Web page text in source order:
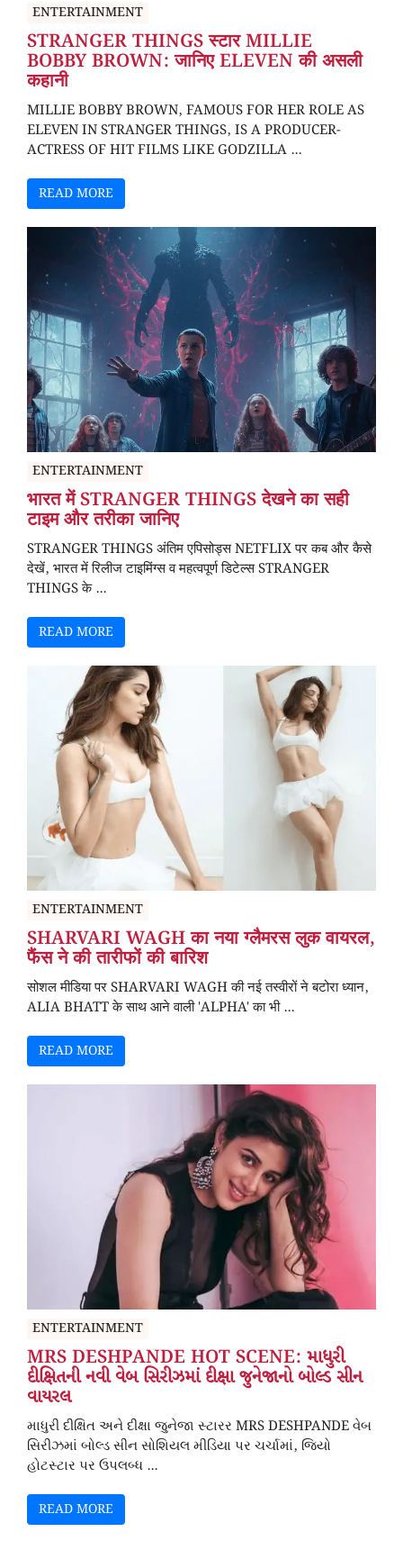
ENTERTAINMENT
STRANGER THINGS स्टार MILLIE
BOBBY BROWN: जानिए ELEVEN की असली
कहानी
MILLIE BOBBY BROWN, FAMOUS FOR HER ROLE AS
ELEVEN IN STRANGER THINGS, IS A PRODUCER-
ACTRESS OF HIT FILMS LIKE GODZILLA ...
READ MORE
ENTERTAINMENT
भारत में STRANGER THINGS देखने का सही
टाइम और तरीका जानिए
STRANGER THINGS अंतिम एपिसोड्स NETFLIX पर कब और कैसे
देखें, भारत में रिलीज टाइमिंग्स व महत्वपूर्ण डिटेल्स STRANGER
THINGS के ...
READ MORE
ENTERTAINMENT
SHARVARI WAGH का नया ग्लैमरस लुक वायरल,
फैंस ने की तारीफों की बारिश
सोशल मीडिया पर SHARVARI WAGH की नई तस्वीरों ने बटोरा ध्यान,
ALIA BHATT के साथ आने वाली 'ALPHA' का भी ...
READ MORE
ENTERTAINMENT
MRS DESHPANDE HOT SCENE: માધુરી
દીક્ષિતની નવી વેબ સિરીઝમાં દીક્ષા જુનેજાનો બોલ્ડ સીન
વાયરલ
માધુરી દીક્ષિત અને દીક્ષા જુનેજા સ્ટારર MRS DESHPANDE વેબ
સિરીઝમાં બોલ્ડ સીન સોશિયલ મીડિયા પર ચર્ચામાં, જિયો
હોટસ્ટાર પર ઉપલબ્ધ ...
READ MORE